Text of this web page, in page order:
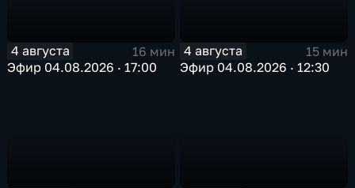
4 августа
16 мин
Эфир 04.08.2026 · 17:00
4 августа
15 мин
Эфир 04.08.2026 · 12:30